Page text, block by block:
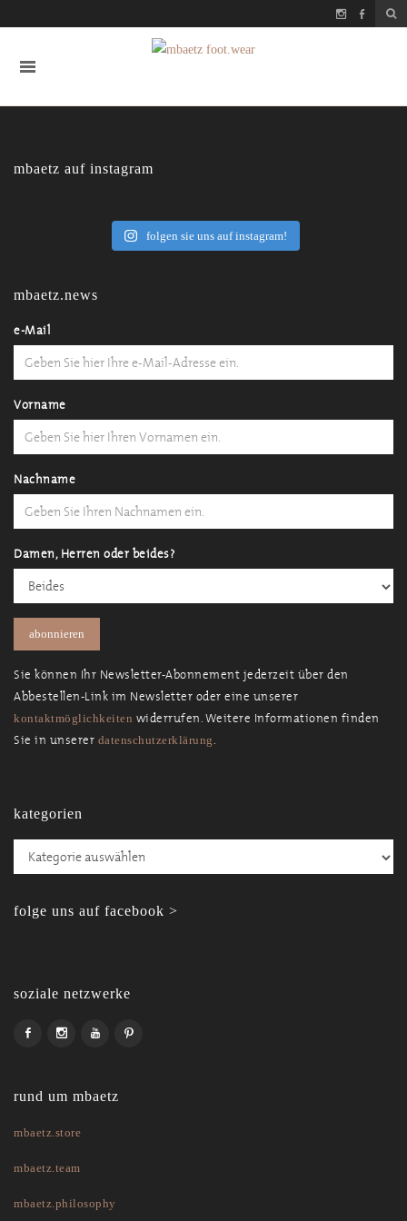
mbaetz auf instagram
folgen sie uns auf instagram!
mbaetz.news
e-Mail
Vorname
Nachname
Damen, Herren oder beides?
Sie können Ihr Newsletter-Abonnement jederzeit über den
Abbestellen-Link im Newsletter oder eine unserer
kontaktmöglichkeiten widerrufen. Weitere Informationen finden
Sie in unserer datenschutzerklärung.
kategorien
Kategorien
folge uns auf facebook >
soziale netzwerke
rund um mbaetz
mbaetz.store
mbaetz.team
mbaetz.philosophy